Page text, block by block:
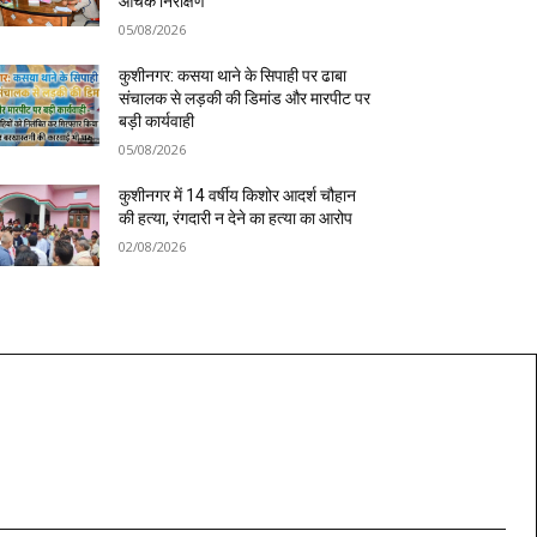
05/08/2026
कुशीनगर: कसया थाने के सिपाही पर ढाबा
संचालक से लड़की की डिमांड और मारपीट पर
बड़ी कार्यवाही
05/08/2026
कुशीनगर में 14 वर्षीय किशोर आदर्श चौहान
की हत्या, रंगदारी न देने का हत्या का आरोप
02/08/2026